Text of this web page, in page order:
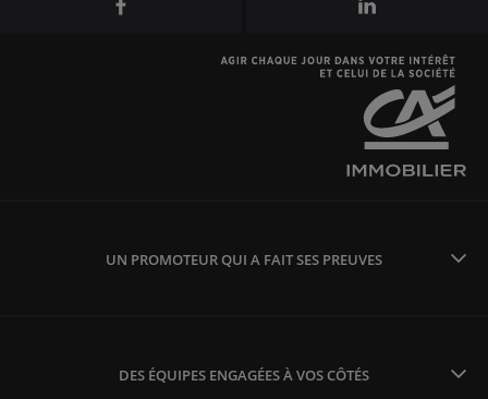
UN PROMOTEUR QUI A FAIT SES PREUVES
DES ÉQUIPES ENGAGÉES À VOS CÔTÉS